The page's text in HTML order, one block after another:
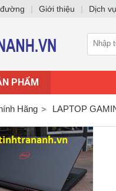
PHẨM
Hãng LAPTOP
| Giới thiệu | Dịch vụ